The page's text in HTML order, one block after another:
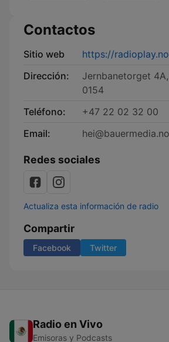
Contactos
Sitio web
https://
Dirección:
Jernbanetorget
0154
Teléfono:
+47 22 02 32 00
Email:
hei@bauermedia.no
Redes sociales
Actualiza esta información de radio
Compartir
Facebook Twitter
Radio en Vivo
Emisoras y Podcasts